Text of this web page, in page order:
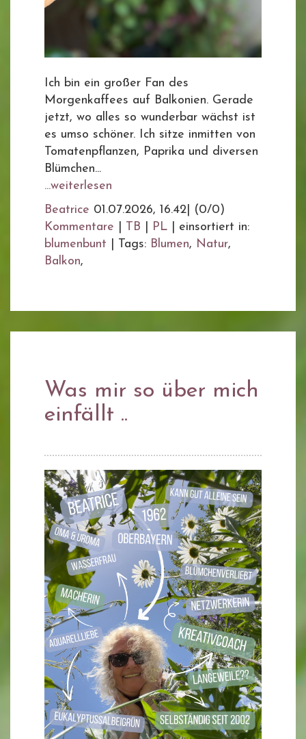
Ich bin ein großer Fan des
Morgenkaffees auf Balkonien. Gerade
jetzt, wo alles so wunderbar wächst ist
es umso schöner. Ich sitze inmitten von
Tomatenpflanzen, Paprika und diversen
Blümchen...
...weiterlesen
Beatrice 01.07.2026, 16.42
(0/0)
Kommentare
TB PL
einsortiert in:
blumenbunt
Tags: Blumen, Natur,
Balkon,
Was mir so über mich
einfällt ..